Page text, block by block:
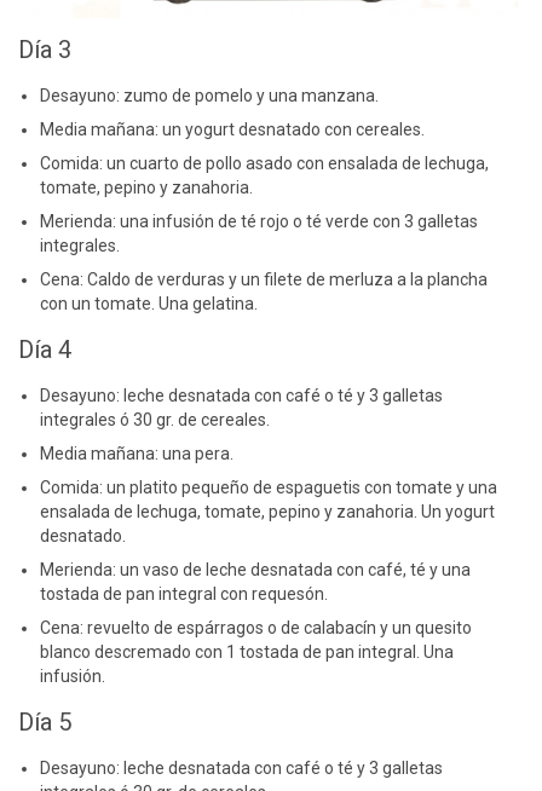
Día 3
Desayuno: zumo de pomelo y una manzana.
Media mañana: un yogurt desnatado con cereales.
Comida: un cuarto de pollo asado con ensalada de lechuga,
tomate, pepino y zanahoria.
Merienda: una infusión de té rojo o té verde con 3 galletas
integrales.
Cena: Caldo de verduras y un filete de merluza a la plancha
con un tomate. Una gelatina.
Día 4
Desayuno: leche desnatada con café o té y 3 galletas
integrales ó 30 gr. de cereales.
Media mañana: una pera.
Comida: un platito pequeño de espaguetis con tomate y una
ensalada de lechuga, tomate, pepino y zanahoria. Un yogurt
desnatado.
Merienda: un vaso de leche desnatada con café, té y una
tostada de pan integral con requesón.
Cena: revuelto de espárragos o de calabacín y un quesito
blanco descremado con 1 tostada de pan integral. Una
infusión.
Día 5
Desayuno: leche desnatada con café o té y 3 galletas